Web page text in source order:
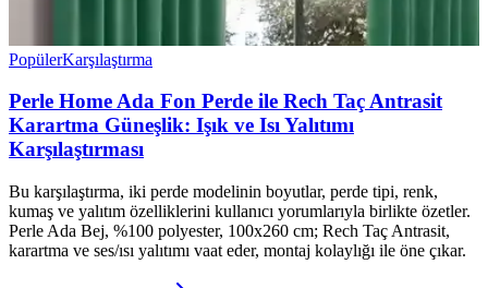
PopülerKarşılaştırma
Perle Home Ada Fon Perde ile Rech Taç Antrasit
Karartma Güneşlik: Işık ve Isı Yalıtımı
Karşılaştırması
Bu karşılaştırma, iki perde modelinin boyutlar, perde tipi, renk,
kumaş ve yalıtım özelliklerini kullanıcı yorumlarıyla birlikte özetler.
Perle Ada Bej, %100 polyester, 100x260 cm; Rech Taç Antrasit,
karartma ve ses/ısı yalıtımı vaat eder, montaj kolaylığı ile öne çıkar.